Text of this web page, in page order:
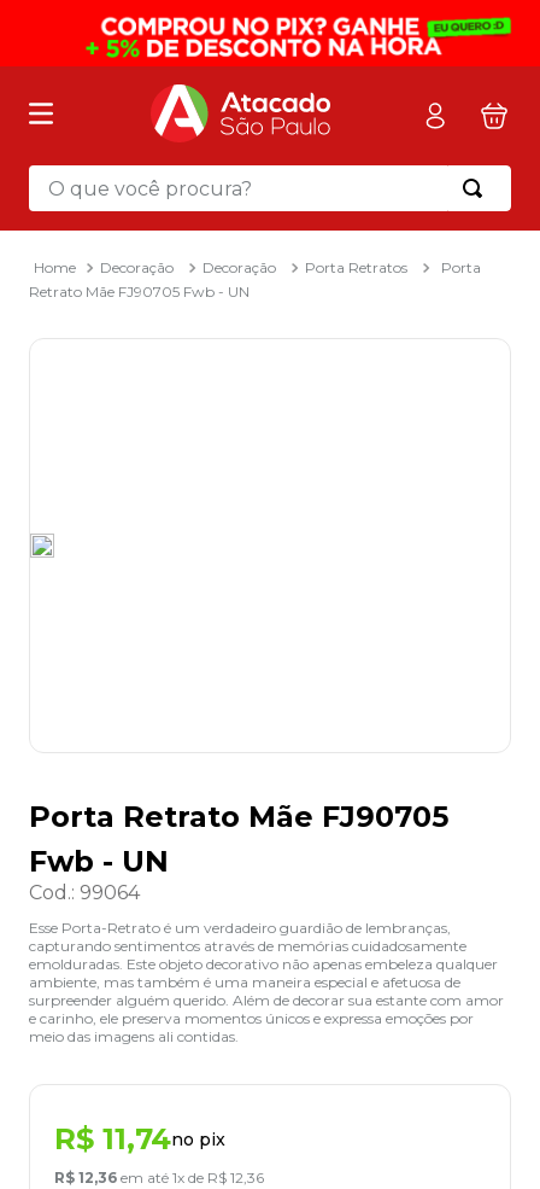
O que você procura?
Decoração Decoração Porta Retratos
Porta
Retrato Mãe FJ90705 Fwb - UN
Porta Retrato Mãe FJ90705
Fwb - UN
Cod.: 99064
Esse Porta-Retrato é um verdadeiro guardião de lembranças,
capturando sentimentos através de memórias cuidadosamente
emolduradas. Este objeto decorativo não apenas embeleza qualquer
ambiente, mas também é uma maneira especial e afetuosa de
surpreender alguém querido. Além de decorar sua estante com amor
e carinho, ele preserva momentos únicos e expressa emoções por
meio das imagens ali contidas.
R$ 11,74no pix
R$ 12,36 em até 1x de R$ 12,36
Termos mais buscados
mochila
2º sacola
3º mala
8